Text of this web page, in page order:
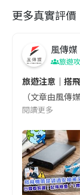
更多真實評價
風傳媒
旅遊
旅遊注意｜搭
（文章由風
閱讀更多